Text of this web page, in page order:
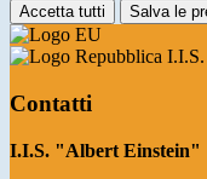
Accetta tutti Salva le
Contatti
I.I.S. "Albert Einstein"